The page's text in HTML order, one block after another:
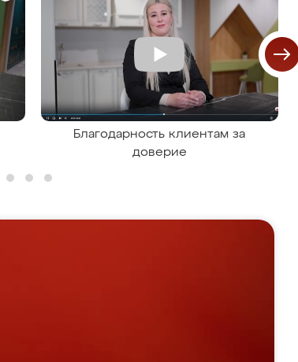
Благодарность клиентам за
доверие